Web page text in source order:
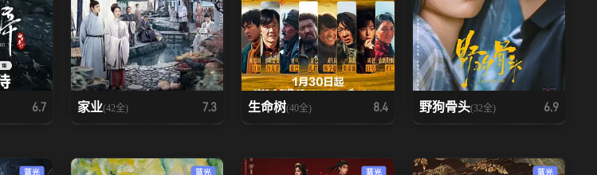
6.7 家业(42全) 7.3 生命树(40全) 8.4 野狗骨头(32全) 6.9
蓝光 蓝光 蓝光 蓝光